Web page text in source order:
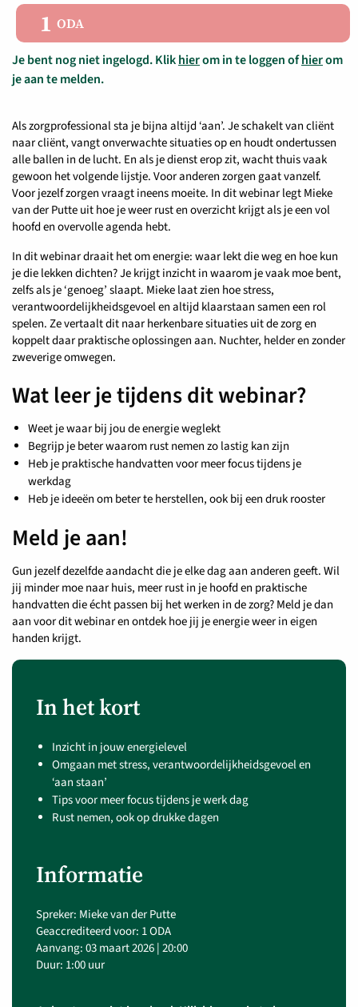
1 ODA
Je bent nog niet ingelogd. Klikhierom in te loggen ofhierom
je aan te melden.
Als zorgprofessional sta je bijna altijd ‘aan’. Je schakelt van cliënt
naar cliënt, vangt onverwachte situaties op en houdt ondertussen
alle ballen in de lucht. En als je dienst erop zit, wacht thuis vaak
gewoon het volgende lijstje. Voor anderen zorgen gaat vanzelf.
Voor jezelf zorgen vraagt ineens moeite. In dit webinar legt Mieke
van der Putte uit hoe je weer rust en overzicht krijgt als je een vol
hoofd en overvolle agenda hebt.
In dit webinar draait het om energie: waar lekt die weg en hoe kun
je die lekken dichten? Je krijgt inzicht in waarom je vaak moe bent,
zelfs als je ‘genoeg’ slaapt. Mieke laat zien hoe stress,
verantwoordelijkheidsgevoel en altijd klaarstaan samen een rol
spelen. Ze vertaalt dit naar herkenbare situaties uit de zorg en
koppelt daar praktische oplossingen aan. Nuchter, helder en zonder
zweverige omwegen.
Wat leer je tijdens dit webinar?
Weet je waar bij jou de energie weglekt
Begrijp je beter waarom rust nemen zo lastig kan zijn
Heb je praktische handvatten voor meer focus tijdens je
werkdag
Heb je ideeën om beter te herstellen, ook bij een druk rooster
Meld je aan!
Gun jezelf dezelfde aandacht die je elke dag aan anderen geeft. Wil
jij minder moe naar huis, meer rust in je hoofd en praktische
handvatten die écht passen bij het werken in de zorg? Meld je dan
aan voor dit webinar en ontdek hoe jij je energie weer in eigen
handen krijgt.
In het kort
Inzicht in jouw energielevel
Omgaan met stress, verantwoordelijkheidsgevoel en
‘aan staan’
Tips voor meer focus tijdens je werk dag
Rust nemen, ook op drukke dagen
Informatie
Spreker: Mieke van der Putte
Geaccrediteerd voor: 1 ODA
Aanvang: 03 maart 2026 | 20:00
Duur: 1:00 uur